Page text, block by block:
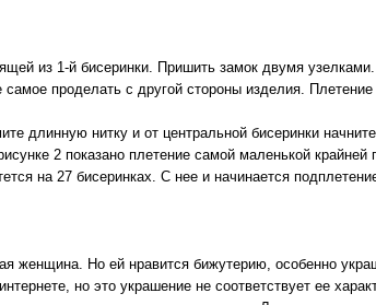
из 1-й бисеринки. Пришить замок двумя
проделать с другой стороны изделия. Плетение
длинную нитку и от центральной бисеринки
2 показано плетение самой маленькой крайней
на 27 бисеринках. С нее и начинается
женщина. Но ей нравится бижутерию, особенно
но это украшение не соответствует ее